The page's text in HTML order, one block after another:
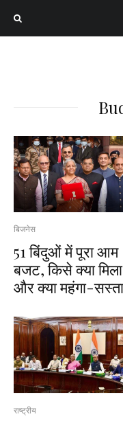
बिजनेस
51 बिंदुओं में पूरा आम
बजट, किसे क्या मिला
और क्या महंगा-
राष्ट्रीय